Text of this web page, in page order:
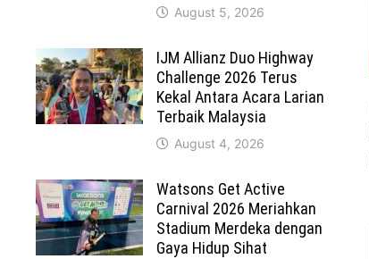
August 5, 2026
IJM Allianz Duo Highway
Challenge 2026 Terus
Kekal Antara Acara Larian
Terbaik Malaysia
August 4, 2026
Watsons Get Active
Carnival 2026 Meriahkan
Stadium Merdeka dengan
Gaya Hidup Sihat